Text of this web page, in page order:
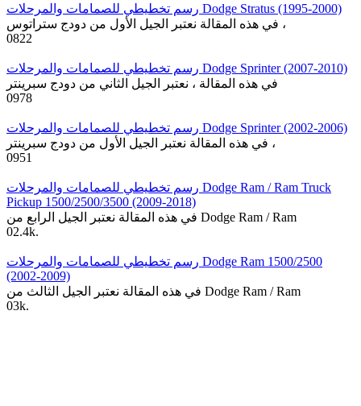
رسم تخطيطي للصمامات والمرحلات Dodge Stratus (1995-2000)
في هذه المقالة نعتبر الجيل الأول من دودج ستراتوس ،
0822
رسم تخطيطي للصمامات والمرحلات Dodge Sprinter (2007-2010)
في هذه المقالة ، نعتبر الجيل الثاني من دودج سبرينتر
0978
رسم تخطيطي للصمامات والمرحلات Dodge Sprinter (2002-2006)
في هذه المقالة نعتبر الجيل الأول من دودج سبرينتر ،
0951
رسم تخطيطي للصمامات والمرحلات Dodge Ram / Ram Truck
Pickup 1500/2500/3500 (2009-2018)
في هذه المقالة نعتبر الجيل الرابع من Dodge Ram / Ram
02.4k.
رسم تخطيطي للصمامات والمرحلات Dodge Ram 1500/2500
(2002-2009)
في هذه المقالة نعتبر الجيل الثالث من Dodge Ram / Ram
03k.